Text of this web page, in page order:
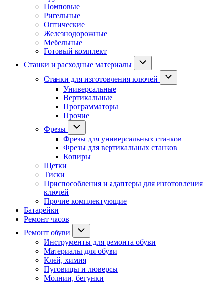
Помповые
Ригельные
Оптические
Железнодорожные
Мебельные
Готовый комплект
Станки и расходные материалы
Станки для изготовления ключей
Универсальные
Вертикальные
Программаторы
Прочие
Фрезы
Фрезы для универсальных станков
Фрезы для вертикальных станков
Копиры
Щетки
Тиски
Приспособления и адаптеры для изготовления
ключей
Прочие комплектующие
Батарейки
Ремонт часов
Ремонт обуви
Инструменты для ремонта обуви
Материалы для обуви
Клей, химия
Пуговицы и люверсы
Молнии, бегунки